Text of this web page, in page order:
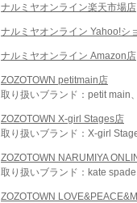
ナルミヤオンライン楽天市場店
ナルミヤオンライン Yahoo!シ
ナルミヤオンライン Amazon店
ZOZOTOWN petitmain店
取り扱いブランド：petit main
ZOZOTOWN X-girl Stages店
取り扱いブランド：X-girl
ZOZOTOWN NARUMIYA
取り扱いブランド：kate
ZOZOTOWN